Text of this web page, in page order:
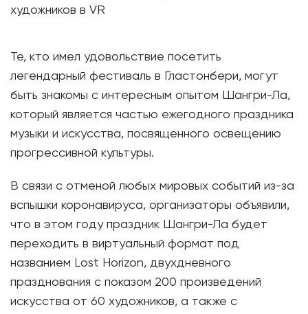
Те, кто имел удовольствие посетить
легендарный фестиваль в Гластонбери, могут
быть знакомы с интересным опытом Шангри-Ла,
который является частью ежегодного праздника
музыки и искусства, посвященного освещению
прогрессивной культуры.
В связи с отменой любых мировых событий из-за
вспышки коронавируса, организаторы объявили,
что в этом году праздник Шангри-Ла будет
переходить в виртуальный формат под
названием Lost Horizon, двухдневного
празднования с показом 200 произведений
искусства от 60 художников, а также с